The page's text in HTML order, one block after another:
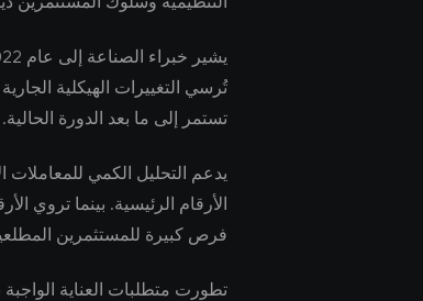
تُرسي التغييرات الهيكلية
تستمر إلى ما بعد الدورة الحالية.
يدعم التحليل الكمي
الأرقام الرئيسية. بينما تروي
فرص كبيرة للمستثمرين
تطورت متطلبات العناية